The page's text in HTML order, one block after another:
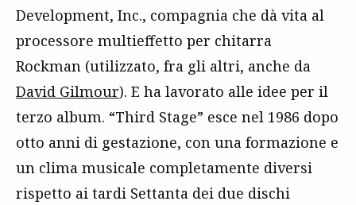
Development, Inc., compagnia che dà vita al
processore multieffetto per chitarra
Rockman (utilizzato, fra gli altri, anche da
David Gilmour). E ha lavorato alle idee per il
terzo album. “Third Stage” esce nel 1986 dopo
otto anni di gestazione, con una formazione e
un clima musicale completamente diversi
rispetto ai tardi Settanta dei due dischi